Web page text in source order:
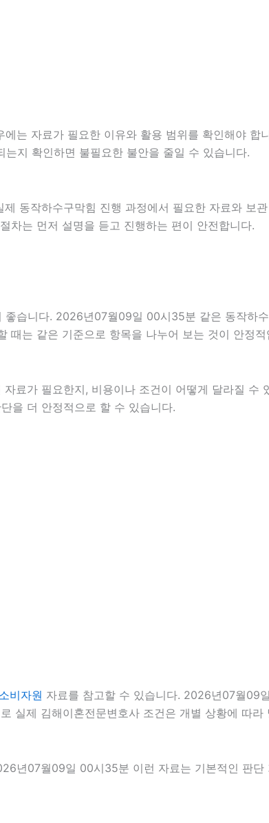
는 자료가 필요한 이유와 활용 범위를 확인해야
지 확인하면 불필요한 불안을 줄일 수 있습니다.
동작하수구막힘 진행 과정에서 필요한 자료와 보
차는 먼저 설명을 듣고 진행하는 편이 안전합니다.
습니다. 2026년07월09일 00시35분 같은 동작하
때는 같은 기준으로 항목을 나누어 보는 것이 안정적
료가 필요한지, 비용이나 조건이 어떻게 달라질 수
을 더 안정적으로 할 수 있습니다.
비자원 자료를 참고할 수 있습니다. 2026년07월09
실제 김해이혼전문변호사 조건은 개별 상황에 따라
년07월09일 00시35분 이런 자료는 기본적인 판단